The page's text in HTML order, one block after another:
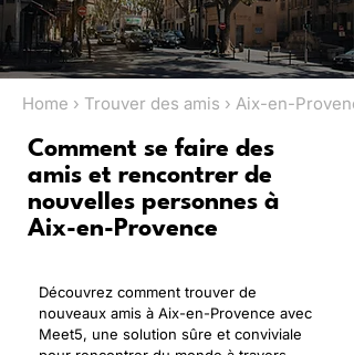
Home › Trouver des amis › Aix-en-
Comment se faire des
amis et rencontrer de
nouvelles personnes à
Aix-en-Provence
Découvrez comment trouver de
nouveaux amis à Aix-en-Provence avec
Meet5, une solution sûre et conviviale